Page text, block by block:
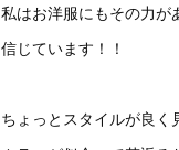
私はお洋服にもその力が
信じています！！
ちょっとスタイルが良く